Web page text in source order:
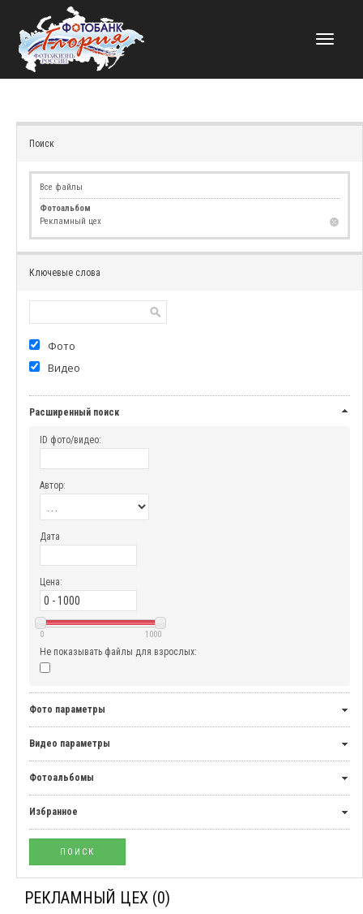
НАВИГАЦИЯ
Поиск
Все файлы
Фотоальбом
Рекламный цех
Ключевые слова
Фото
Видео
Расширенный поиск
ID фото/видео:
Автор:
Дата
Цена:
0 1000
Не показывать файлы для взрослых:
Фото параметры
Видео параметры
Фотоальбомы
Избранное
РЕКЛАМНЫЙ ЦЕХ (0)